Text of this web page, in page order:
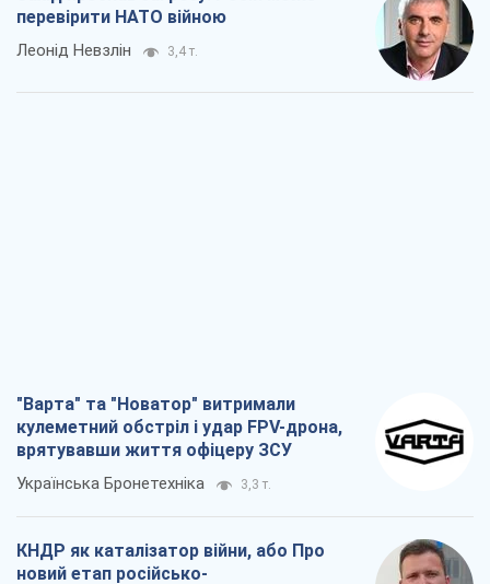
перевірити НАТО війною
Леонід Невзлін 3,4 т.
"Варта" та "Новатор" витримали
кулеметний обстріл і удар FPV-дрона,
врятувавши життя офіцеру ЗСУ
Українська Бронетехніка 3,3 т.
КНДР як каталізатор війни, або Про
новий етап російсько-